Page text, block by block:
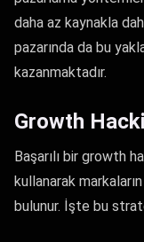
daha az kaynakla
pazarında da bu
kazanmaktadır.
Growth
Başarılı bir growth
kullanarak
bulunur. İşte bu